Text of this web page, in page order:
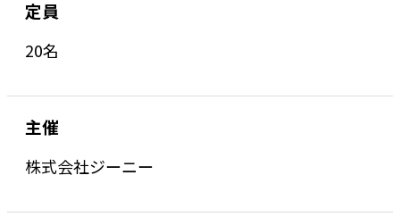
定員
20名
主催
株式会社ジーニー